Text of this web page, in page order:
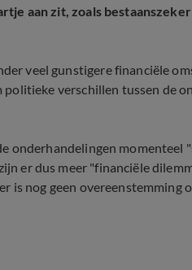
aan zit, zoals
veel gunstigere financiële
verschillen tussen de
onderhandelingen momenteel
er dus meer "financiële
is nog geen overeenstemming